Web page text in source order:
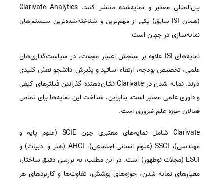
بین‌المللی معتبر و نمایه‌شده منتشر کنند. Clarivate Analytics
(همان ISI سابق) یکی از مهم‌ترین و شناخته‌شده‌ترین سیستم‌های
نمایه‌سازی در جهان است.
نمایه‌های ISI علاوه بر سنجش اعتبار مجلات، در سیاست‌گذاری‌های
علمی، تخصیص بودجه، ارتقاء اساتید و پذیرش دانشجو نقش کلیدی
دارند. نمایه شدن در Clarivate نشان‌دهنده گذراندن فیلترهای کیفی
و داوری علمی معتبر است. بنابراین، شناخت این نمایه‌ها برای تمامی
فعالان حوزه علم ضروری است.
Clarivate شامل نمایه‌های معتبری چون SCIE (علوم پایه و
مهندسی)، SSCI (علوم انسانی-اجتماعی)، AHCI (هنر و ادبیات) و
ESCI (مجلات نوظهور) است. در این مطلب، به بررسی دقیق ساختار،
معیارهای نمایه شدن، حوزه‌های پوشش، تفاوت‌ها و کاربردهای هر